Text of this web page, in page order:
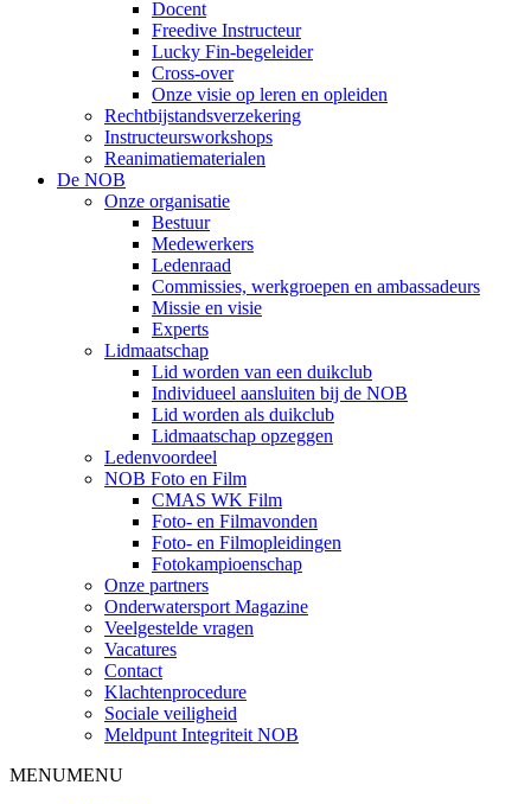
Docent
Freedive Instructeur
Lucky Fin-begeleider
Cross-over
Onze visie op leren en opleiden
Rechtbijstandsverzekering
Instructeursworkshops
Reanimatiematerialen
De NOB
Onze organisatie
Bestuur
Medewerkers
Ledenraad
Commissies, werkgroepen en ambassadeurs
Missie en visie
Experts
Lidmaatschap
Lid worden van een duikclub
Individueel aansluiten bij de NOB
Lid worden als duikclub
Lidmaatschap opzeggen
Ledenvoordeel
NOB Foto en Film
CMAS WK Film
Foto- en Filmavonden
Foto- en Filmopleidingen
Fotokampioenschap
Onze partners
Onderwatersport Magazine
Veelgestelde vragen
Vacatures
Contact
Klachtenprocedure
Sociale veiligheid
Meldpunt Integriteit NOB
MENUMENU